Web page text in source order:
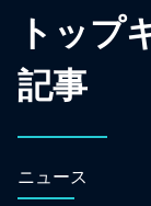
トップ
記事
ニュース